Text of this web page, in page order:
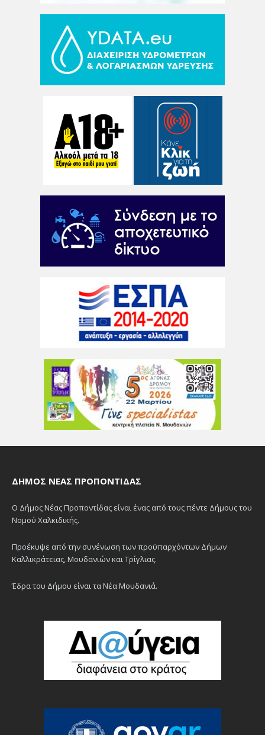
ΔΉΜΟΣ ΝΈΑΣ ΠΡΟΠΟΝΤΊΔΑΣ
Ο Δήμος Νέας Προποντίδας είναι ένας από τους πέντε Δήμους του
Νομού Χαλκιδικής.
Προέκυψε από την συνένωση των προϋπαρχόντων Δήμων
Καλλικράτειας, Μουδανιών και Τρίγλιας.
Έδρα του Δήμου είναι τα Νέα Μουδανιά.